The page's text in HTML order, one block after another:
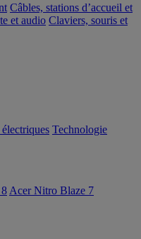
Câbles, stations d’accueil et
et audio Claviers, souris et
Technologie
Acer Nitro Blaze 7